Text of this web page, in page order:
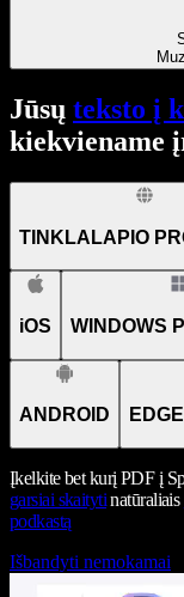
Jūsų teksto į
kiekviename
TINKLALAPIO
iOS WINDOWS
ANDROID
Įkelkite bet kurį PDF į
garsiai skaitytinatūraliais
podkastą
Išbandyti nemokamai